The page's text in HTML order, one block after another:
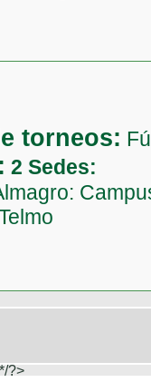
torneos:
2 Sedes:
*/?>